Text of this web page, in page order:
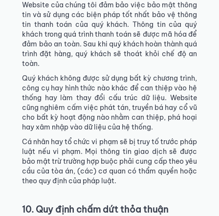
Website của chúng tôi đảm bảo việc bảo mật thông
tin và sử dụng các biện pháp tốt nhất bảo vệ thông
tin thanh toán của quý khách. Thông tin của quý
khách trong quá trình thanh toán sẽ được mã hóa để
đảm bảo an toàn. Sau khi quý khách hoàn thành quá
trình đặt hàng, quý khách sẽ thoát khỏi chế độ an
toàn.
Quý khách không được sử dụng bất kỳ chương trình,
công cụ hay hình thức nào khác để can thiệp vào hệ
thống hay làm thay đổi cấu trúc dữ liệu. Website
cũng nghiêm cấm việc phát tán, truyền bá hay cổ vũ
cho bất kỳ hoạt động nào nhằm can thiệp, phá hoại
hay xâm nhập vào dữ liệu của hệ thống.
Cá nhân hay tổ chức vi phạm sẽ bị truy tố trước pháp
luật nếu vi phạm. Mọi thông tin giao dịch sẽ được
bảo mật trừ trường hợp buộc phải cung cấp theo yêu
cầu của tòa án, (các) cơ quan có thẩm quyền hoặc
theo quy định của pháp luật.
10. Quy định chấm dứt thỏa thuận